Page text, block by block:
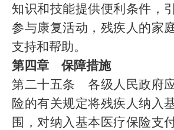
知识和技能提供便利条件，
参与康复活动，残疾人的家
支持和帮助。
第四章 保障措施
第二十五条 各级人民政府
险的有关规定将残疾人纳入
围，对纳入基本医疗保险支